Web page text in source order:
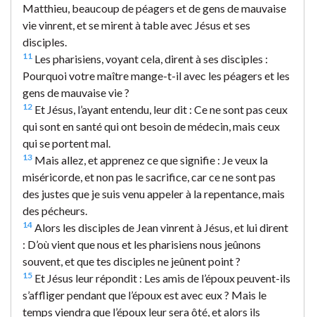
Matthieu, beaucoup de péagers et de gens de mauvaise
vie vinrent, et se mirent à table avec Jésus et ses
disciples.
11 Les pharisiens, voyant cela, dirent à ses disciples :
Pourquoi votre maître mange-t-il avec les péagers et les
gens de mauvaise vie ?
12 Et Jésus, l’ayant entendu, leur dit : Ce ne sont pas ceux
qui sont en santé qui ont besoin de médecin, mais ceux
qui se portent mal.
13 Mais allez, et apprenez ce que signifie : Je veux la
miséricorde, et non pas le sacrifice, car ce ne sont pas
des justes que je suis venu appeler à la repentance, mais
des pécheurs.
14 Alors les disciples de Jean vinrent à Jésus, et lui dirent
: D’où vient que nous et les pharisiens nous jeûnons
souvent, et que tes disciples ne jeûnent point ?
15 Et Jésus leur répondit : Les amis de l’époux peuvent-ils
s’affliger pendant que l’époux est avec eux ? Mais le
temps viendra que l’époux leur sera ôté, et alors ils